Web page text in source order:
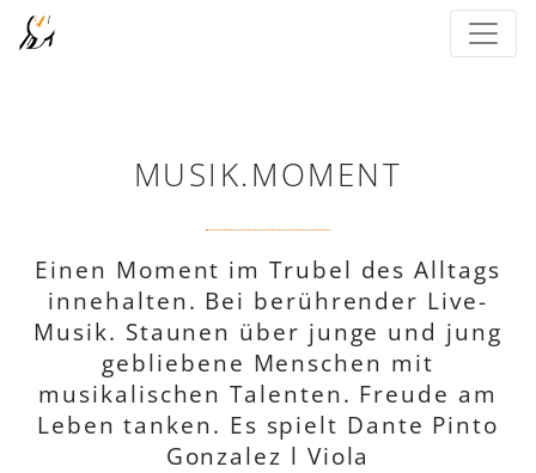
MUSIK.MOMENT
Einen Moment im Trubel des Alltags
innehalten. Bei berührender Live-
Musik. Staunen über junge und jung
gebliebene Menschen mit
musikalischen Talenten. Freude am
Leben tanken. Es spielt Dante Pinto
Gonzalez l Viola